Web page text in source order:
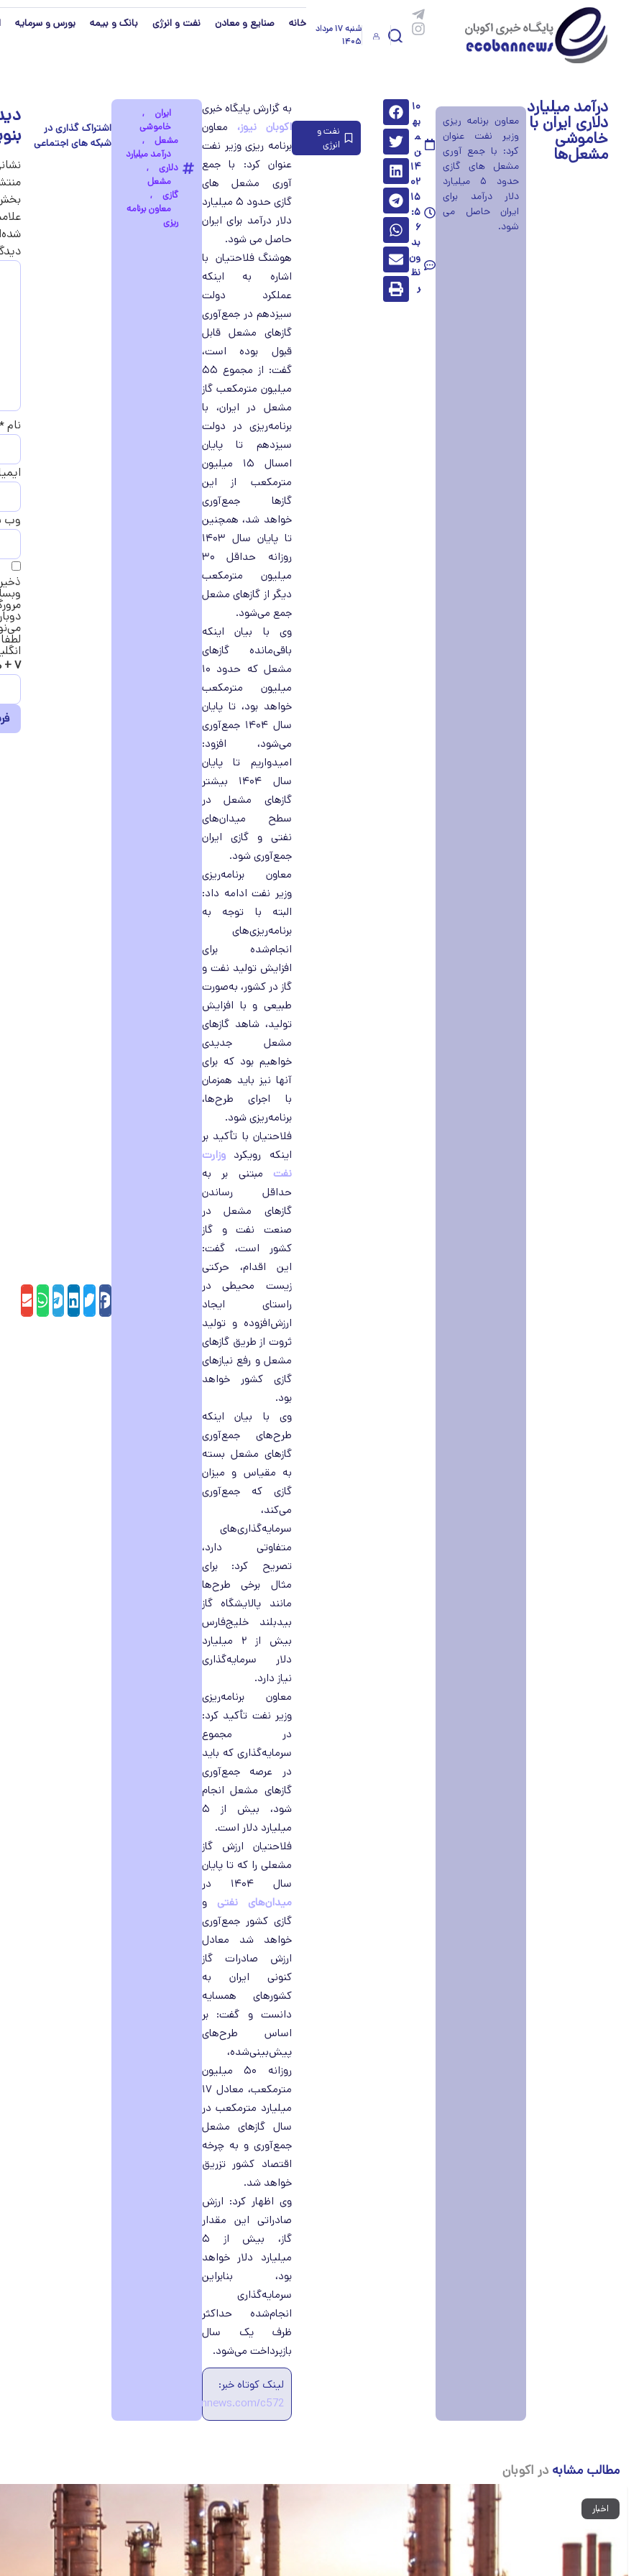
شنبه ۱۷ مرداد
۱۴۰۵
خانه صنایع و معادن نفت و انرژی بانک و بیمه بورس و سرمایه
درآمد میلیارد
دلاری ایران با
خاموشی
مشعل‌ها
معاون برنامه ریزی
وزیر نفت عنوان
کرد: با جمع آوری
مشعل های گازی
حدود ۵ میلیارد
دلار درآمد برای
ایران حاصل می
شود.
۱۰
به
م
ن
۱۴
۰۲
۱۵
:۵
۶
بد
ون
نظ
ر
نفت و
انرژی
به گزارش پایگاه خبری
اکوبان نیوز، معاون
برنامه ریزی وزیر نفت
عنوان کرد: با جمع
آوری مشعل های
گازی حدود ۵ میلیارد
دلار درآمد برای ایران
حاصل می شود.
هوشنگ فلاحتیان با
اشاره به اینکه
عملکرد دولت
سیزدهم در جمع‌آوری
گازهای مشعل قابل
قبول بوده است،
گفت: از مجموع ۵۵
میلیون مترمکعب گاز
مشعل در ایران، با
برنامه‌ریزی در دولت
سیزدهم تا پایان
امسال ۱۵ میلیون
مترمکعب از این
گازها جمع‌آوری
خواهد شد، همچنین
تا پایان سال ۱۴۰۳
روزانه حداقل ۳۰
میلیون مترمکعب
دیگر از گازهای مشعل
جمع می‌شود.
وی با بیان اینکه
باقی‌مانده گازهای
مشعل که حدود ۱۰
میلیون مترمکعب
خواهد بود، تا پایان
سال ۱۴۰۴ جمع‌آوری
می‌شود، افزود:
امیدواریم تا پایان
سال ۱۴۰۴ بیشتر
گازهای مشعل در
سطح میدان‌های
نفتی و گازی ایران
جمع‌آوری شود.
معاون برنامه‌ریزی
وزیر نفت ادامه داد:
البته با توجه به
برنامه‌ریزی‌های
انجام‌شده برای
افزایش تولید نفت و
گاز در کشور، به‌صورت
طبیعی و با افزایش
تولید، شاهد گازهای
مشعل جدیدی
خواهیم بود که برای
آنها نیز باید همزمان
با اجرای طرح‌ها،
برنامه‌ریزی شود.
فلاحتیان با تأکید بر
اینکه رویکردوزارت
نفتمبتنی بر به
حداقل رساندن
گازهای مشعل در
صنعت نفت و گاز
کشور است، گفت:
این اقدام، حرکتی
زیست محیطی در
راستای ایجاد
ارزش‌افزوده و تولید
ثروت از طریق گازهای
مشعل و رفع نیازهای
گازی کشور خواهد
بود.
وی با بیان اینکه
طرح‌های جمع‌آوری
گازهای مشعل بسته
به مقیاس و میزان
گازی که جمع‌آوری
می‌کند،
سرمایه‌گذاری‌های
متفاوتی دارد،
تصریح کرد: برای
مثال برخی طرح‌ها
مانند پالایشگاه گاز
بیدبلند خلیج‌فارس
بیش از ۲ میلیارد
دلار سرمایه‌گذاری
نیاز دارد.
معاون برنامه‌ریزی
وزیر نفت تأکید کرد:
در مجموع
سرمایه‌گذاری که باید
در عرصه جمع‌آوری
گازهای مشعل انجام
شود، بیش از ۵
میلیارد دلار است.
فلاحتیان ارزش گاز
مشعلی را که تا پایان
سال ۱۴۰۴ در
میدان‌های نفتی و
گازی کشور جمع‌آوری
خواهد شد معادل
ارزش صادرات گاز
کنونی ایران به
کشورهای همسایه
دانست و گفت: بر
اساس طرح‌های
پیش‌بینی‌شده،
روزانه ۵۰ میلیون
مترمکعب، معادل ۱۷
میلیارد مترمکعب در
سال گازهای مشعل
جمع‌آوری و به چرخه
اقتصاد کشور تزریق
خواهد شد.
وی اظهار کرد: ارزش
صادراتی این مقدار
گاز، بیش از ۵
میلیارد دلار خواهد
بود، بنابراین
سرمایه‌گذاری
انجام‌شده حداکثر
ظرف یک سال
بازپرداخت می‌شود.
لینک کوتاه خبر:
https://ecobannews.com/c572
ایران
,
خاموشی
مشعل
,
درآمد میلیارد
دلاری
,
مشعل
گازی
,
معاون برنامه
ریزی
Facebook
Twitter
LinkedIn
Telegram
نام*
وب‌
۷ + هفده =
مطالب مشابه در اکوبان
اخبار